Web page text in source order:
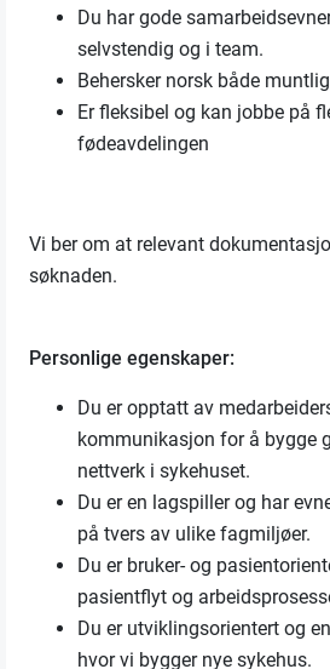
Du har gode
selvstendig og i team.
Behersker norsk både
Er fleksibel og kan jobbe på
fødeavdelingen
Vi ber om at relevant
søknaden.
Personlige egenskaper:
Du er opptatt av
kommunikasjon for å bygge
nettverk i sykehuset.
Du er en lagspiller og har
på tvers av ulike fagmiljøer.
Du er bruker- og
pasientflyt og
Du er utviklingsorientert og
hvor vi bygger nye sykehus.